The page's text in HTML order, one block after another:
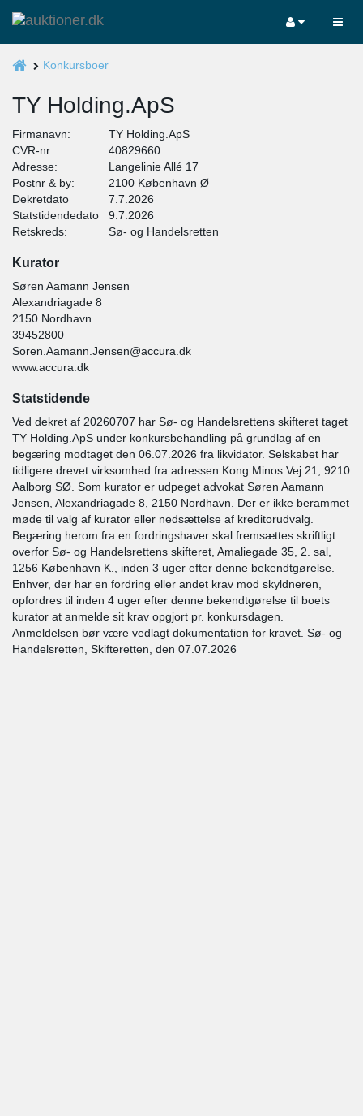
Konkursboer
TY Holding.ApS
Firmanavn:
TY Holding.ApS
CVR-nr.:
40829660
Adresse:
Langelinie Allé 17
Postnr & by:
2100 København Ø
Dekretdato
7.7.2026
Statstidendedato
9.7.2026
Retskreds:
Sø- og Handelsretten
Kurator
Søren Aamann Jensen
Alexandriagade 8
2150 Nordhavn
39452800
Soren.Aamann.Jensen@accura.dk
www.accura.dk
Statstidende
Ved dekret af 20260707 har Sø- og Handelsrettens skifteret taget
TY Holding.ApS under konkursbehandling på grundlag af en
begæring modtaget den 06.07.2026 fra likvidator. Selskabet har
tidligere drevet virksomhed fra adressen Kong Minos Vej 21, 9210
Aalborg SØ. Som kurator er udpeget advokat Søren Aamann
Jensen, Alexandriagade 8, 2150 Nordhavn. Der er ikke berammet
møde til valg af kurator eller nedsættelse af kreditorudvalg.
Begæring herom fra en fordringshaver skal fremsættes skriftligt
overfor Sø- og Handelsrettens skifteret, Amaliegade 35, 2. sal,
1256 København K., inden 3 uger efter denne bekendtgørelse.
Enhver, der har en fordring eller andet krav mod skyldneren,
opfordres til inden 4 uger efter denne bekendtgørelse til boets
kurator at anmelde sit krav opgjort pr. konkursdagen.
Anmeldelsen bør være vedlagt dokumentation for kravet. Sø- og
Handelsretten, Skifteretten, den 07.07.2026